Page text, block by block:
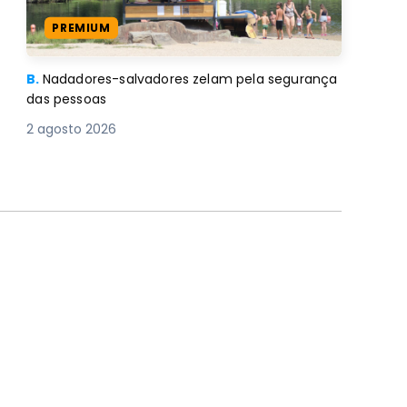
PREMIUM
B. Nadadores-salvadores zelam pela segurança
das pessoas
2 agosto 2026